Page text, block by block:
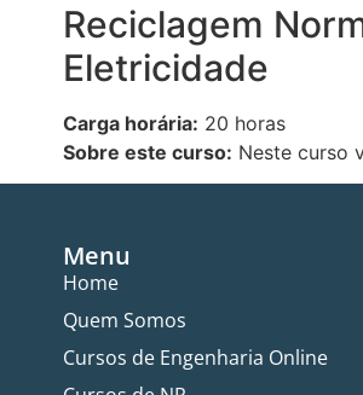
Reciclagem
Eletricidade
Carga horária: 20 horas
Sobre este curso: Neste curso
Menu
Home
Quem Somos
Cursos de Engenharia Online